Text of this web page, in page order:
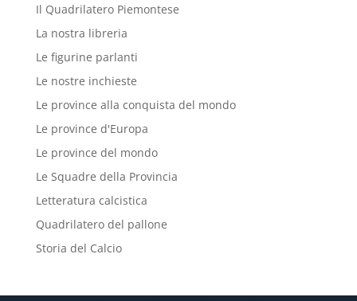
Il Quadrilatero Piemontese
La nostra libreria
Le figurine parlanti
Le nostre inchieste
Le province alla conquista del mondo
Le province d'Europa
Le province del mondo
Le Squadre della Provincia
Letteratura calcistica
Quadrilatero del pallone
Storia del Calcio